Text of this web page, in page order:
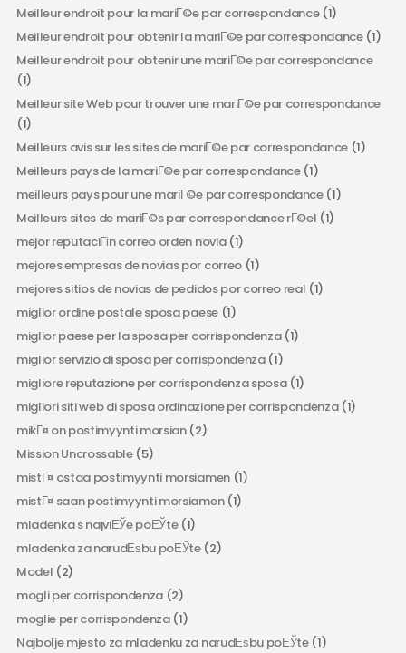
Meilleur endroit pour la mariГ©e par correspondance(1)
Meilleur endroit pour obtenir la mariГ©e par correspondance(1)
Meilleur endroit pour obtenir une mariГ©e par correspondance
(1)
Meilleur site Web pour trouver une mariГ©e par correspondance
(1)
Meilleurs avis sur les sites de mariГ©e par correspondance (1)
Meilleurs pays de la mariГ©e par correspondance(1)
meilleurs pays pour une mariГ©e par correspondance(1)
Meilleurs sites de mariГ©s par correspondance rГ©el (1)
mejor reputaciГіn correo orden novia(1)
mejores empresas de novias por correo(1)
mejores sitios de novias de pedidos por correo real (1)
miglior ordine postale sposa paese(1)
miglior paese per la sposa per corrispondenza(1)
miglior servizio di sposa per corrispondenza(1)
migliore reputazione per corrispondenza sposa(1)
migliori siti web di sposa ordinazione per corrispondenza(1)
mikГ¤ on postimyynti morsian(2)
Mission Uncrossable(5)
mistГ¤ ostaa postimyynti morsiamen(1)
mistГ¤ saan postimyynti morsiamen(1)
mladenka s najviЕЎe poЕЎte(1)
mladenka za narudЕѕbu poЕЎte(2)
Model (2)
mogli per corrispondenza (2)
moglie per corrispondenza(1)
Najbolje mjesto za mladenku za narudЕѕbu poЕЎte(1)